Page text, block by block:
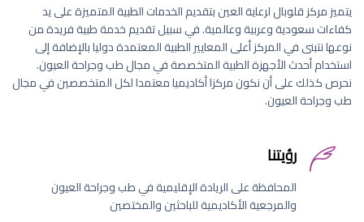
يتميز مركز قلوبال لرعاية العين بتقديم الخدمات الطبية المتميزة على يد
كفاءات سعودية وعربية وعالمية. في سبيل تقديم خدمة طبية فريدة من
نوعها نتبنى في المركز أعلى المعايير الطبية المعتمدة دوليا بالإضافة إلى
استخدام أحدث الأجهزة الطبية المتخصصة في مجال طب وجراحة العيون.
نحرص كذلك على أن نكون مركزا أكاديميا معتمدا لكل المتخصصين في مجال
طب وجراحة العيون.
رؤيتنا
المحافظة على الريادة الإقليمية في طب وجراحة العيون
والمرجعية الأكاديمية للباحثين والمختصين